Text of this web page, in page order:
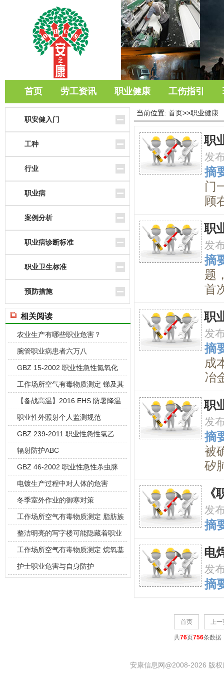
首页 劳工资讯 职业健康 工伤指引
当前位置: 首页>>职业健康
职
发
摘
门
顾
职
发
摘
题
首
职
发
摘
成
冶
职
发
摘
被
矽
发
摘
电
发
摘
首页 上一
共76页756条数据
职安健入门
工种
行业
职业病
案例分析
职业病诊断标准
职业卫生标准
预防措施
相关阅读
农业生产有哪些职业危害？
腕管职业病患者六万八
GBZ 15-2002 职业性急性氮氧化
工作场所空气有毒物质测定 锑及其
化合物
【备战高温】2016 EHS 防暑降温
背
职业性外照射个人监测规范
GBZ 239-2011 职业性急性氯乙
辐射防护ABC
GBZ 46-2002 职业性急性杀虫脒
电镀生产过程中对人体的危害
冬季室外作业的御寒对策
工作场所空气有毒物质测定 脂肪族
胺类化合
整洁明亮的写字楼可能隐藏着职业
健康“杀手
工作场所空气有毒物质测定 烷氧基
乙醇类化
护士职业危害与自身防护
安康信息网@2008-2026 版